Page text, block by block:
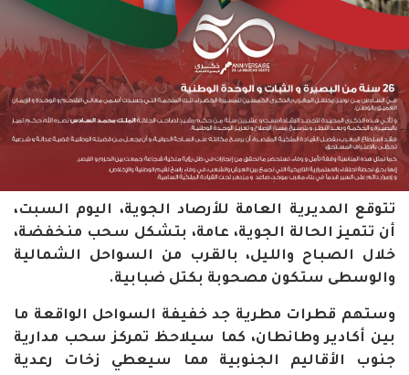
تتوقع المديرية العامة للأرصاد الجوية، اليوم السبت،
أن تتميز الحالة الجوية، عامة، بتشكل سحب منخفضة،
خلال الصباح والليل، بالقرب من السواحل الشمالية
والوسطى ستكون مصحوبة بكتل ضبابية.
وستهم قطرات مطرية جد خفيفة السواحل الواقعة ما
بين أكادير وطانطان، كما سيلاحظ تمركز سحب مدارية
جنوب الأقاليم الجنوبية مما سيعطي زخات رعدية